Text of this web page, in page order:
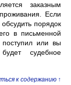
заказным
Если
порядок
в письменной
или вы
судебное
к содержанию ↑